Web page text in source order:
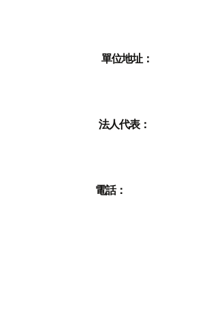
單位地址：
法人代表：
電話：